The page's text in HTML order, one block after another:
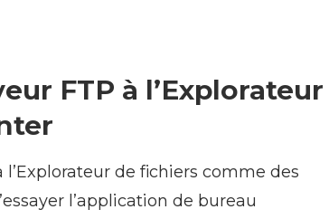
FTP à l’Explorateur
de fichiers comme des
l’application de bureau